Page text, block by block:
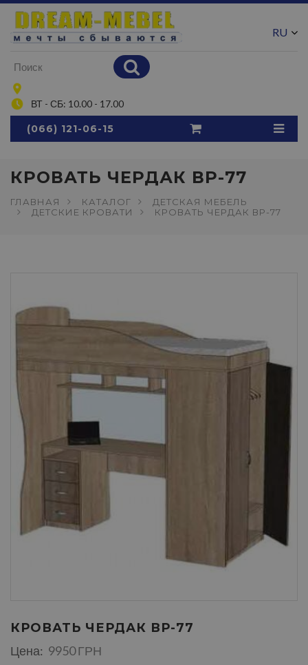
ВТ - СБ: 10.00 - 17.00
RU
(066) 121-06-15
КРОВАТЬ ЧЕРДАК ВР-77
ГЛАВНАЯ КАТАЛОГ
ДЕТСКАЯ МЕБЕЛЬ
ДЕТСКИЕ КРОВАТИ
КРОВАТЬ ЧЕРДАК ВР-77
КРОВАТЬ ЧЕРДАК ВР-77
Цена: 9950 ГРН